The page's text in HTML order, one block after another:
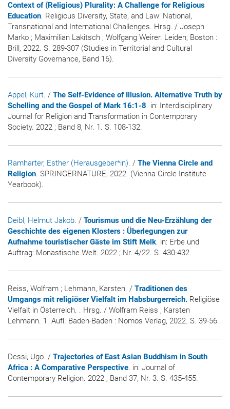
Context of (Religious) Plurality: A Challenge for Religious
Education. Religious Diversity, State, and Law: National,
Transnational and International Challenges. Hrsg. / Joseph
Marko ; Maximilian Lakitsch ; Wolfgang Weirer. Leiden; Boston :
Brill, 2022. S. 289-307 (Studies in Territorial and Cultural
Diversity Governance, Band 16).
Appel, Kurt. / The Self-Evidence of Illusion. Alternative Truth by
Schelling and the Gospel of Mark 16:1-8. in: Interdisciplinary
Journal for Religion and Transformation in Contemporary
Society. 2022 ; Band 8, Nr. 1. S. 108-132.
Ramharter, Esther (Herausgeber*in). / The Vienna Circle and
Religion. SPRINGERNATURE, 2022. (Vienna Circle Institute
Yearbook).
Deibl, Helmut Jakob. / Tourismus und die Neu-Erzählung der
Geschichte des eigenen Klosters : Überlegungen zur
Aufnahme touristischer Gäste im Stift Melk. in: Erbe und
Auftrag: Monastische Welt. 2022 ; Nr. 4/22. S. 430-432.
Reiss, Wolfram ; Lehmann, Karsten. / Traditionen des
Umgangs mit religiöser Vielfalt im Habsburgerreich. Religiöse
Vielfalt in Österreich. . Hrsg. / Wolfram Reiss ; Karsten
Lehmann. 1. Aufl. Baden-Baden : Nomos Verlag, 2022. S. 39-56
Dessi, Ugo. / Trajectories of East Asian Buddhism in South
Africa : A Comparative Perspective. in: Journal of
Contemporary Religion. 2022 ; Band 37, Nr. 3. S. 435-455.